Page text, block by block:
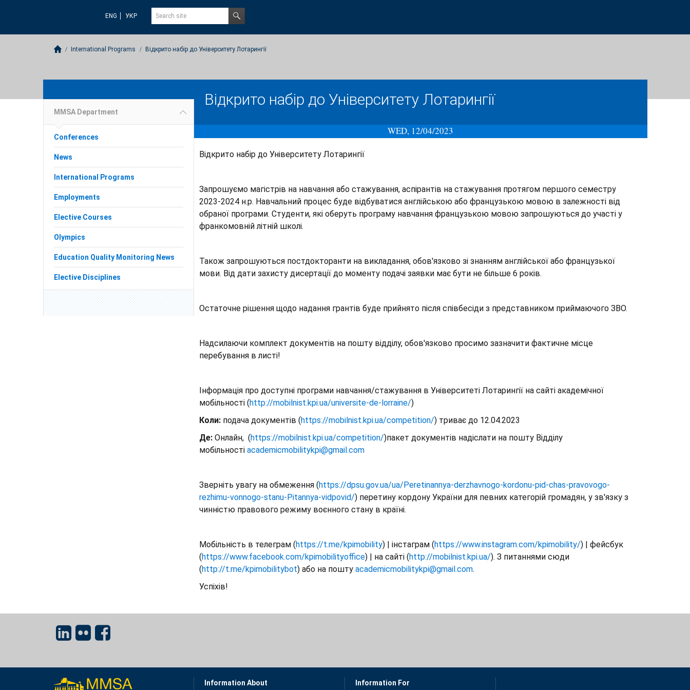
ENG УКР
International Programs Відкрито набір до Університету Лотарингії
Відкрито набір до Університету Лотарингії
MMSA Department
Conferences
News
International Programs
Employments
Elective Courses
Olympics
Education Quality Monitoring News
Elective Disciplines
WED, 12/04/2023
Відкрито набір до Університету Лотарингії
Запрошуємо магістрів на навчання або стажування, аспірантів на стажування протягом першого семестру
2023-2024 н.р. Навчальний процес буде відбуватися англійською або французькою мовою в залежності від
обраної програми. Студенти, які оберуть програму навчання французькою мовою запрошуються до участі у
франкомовній літній школі.
Також запрошуються постдокторанти на викладання, обов'язково зі знанням англійської або французької
мови. Від дати захисту дисертації до моменту подачі заявки має бути не більше 6 років.
Остаточне рішення щодо надання грантів буде прийнято після співбесіди з представником приймаючого ЗВО.
Надсилаючи комплект документів на пошту відділу, обов'язково просимо зазначити фактичне місце
перебування в листі!
Інформація про доступні програми навчання/стажування в Університеті Лотарингії на сайті академічної
мобільності (http://mobilnist.kpi.ua/universite-de-lorraine/)
Коли:подача документів (https://mobilnist.kpi.ua/competition/) триває до 12.04.2023
Де:Онлайн, (https://mobilnist.kpi.ua/competition/)пакет документів надіслати на пошту Відділу
мобільності academicmobilitykpi@gmail.com
Зверніть увагу на обмеження (https://dpsu.gov.ua/ua/Peretinannya-derzhavnogo-kordonu-pid-chas-pravovogo-
rezhimu-vonnogo-stanu-Pitannya-vidpovid/) перетину кордону України для певних категорій громадян, у зв'язку з
чинністю правового режиму воєнного стану в країні.
Мобільність в телеграм (https://t.me/kpimobility) | інстаграм (https://www.instagram.com/kpimobility/) | фейсбук
(https://www.facebook.com/kpimobilityoffice) | на сайті (http://mobilnist.kpi.ua/). З питаннями сюди
(http://t.me/kpimobilitybot) або на пошту academicmobilitykpi@gmail.com.
Успіхів!
Information About Information For